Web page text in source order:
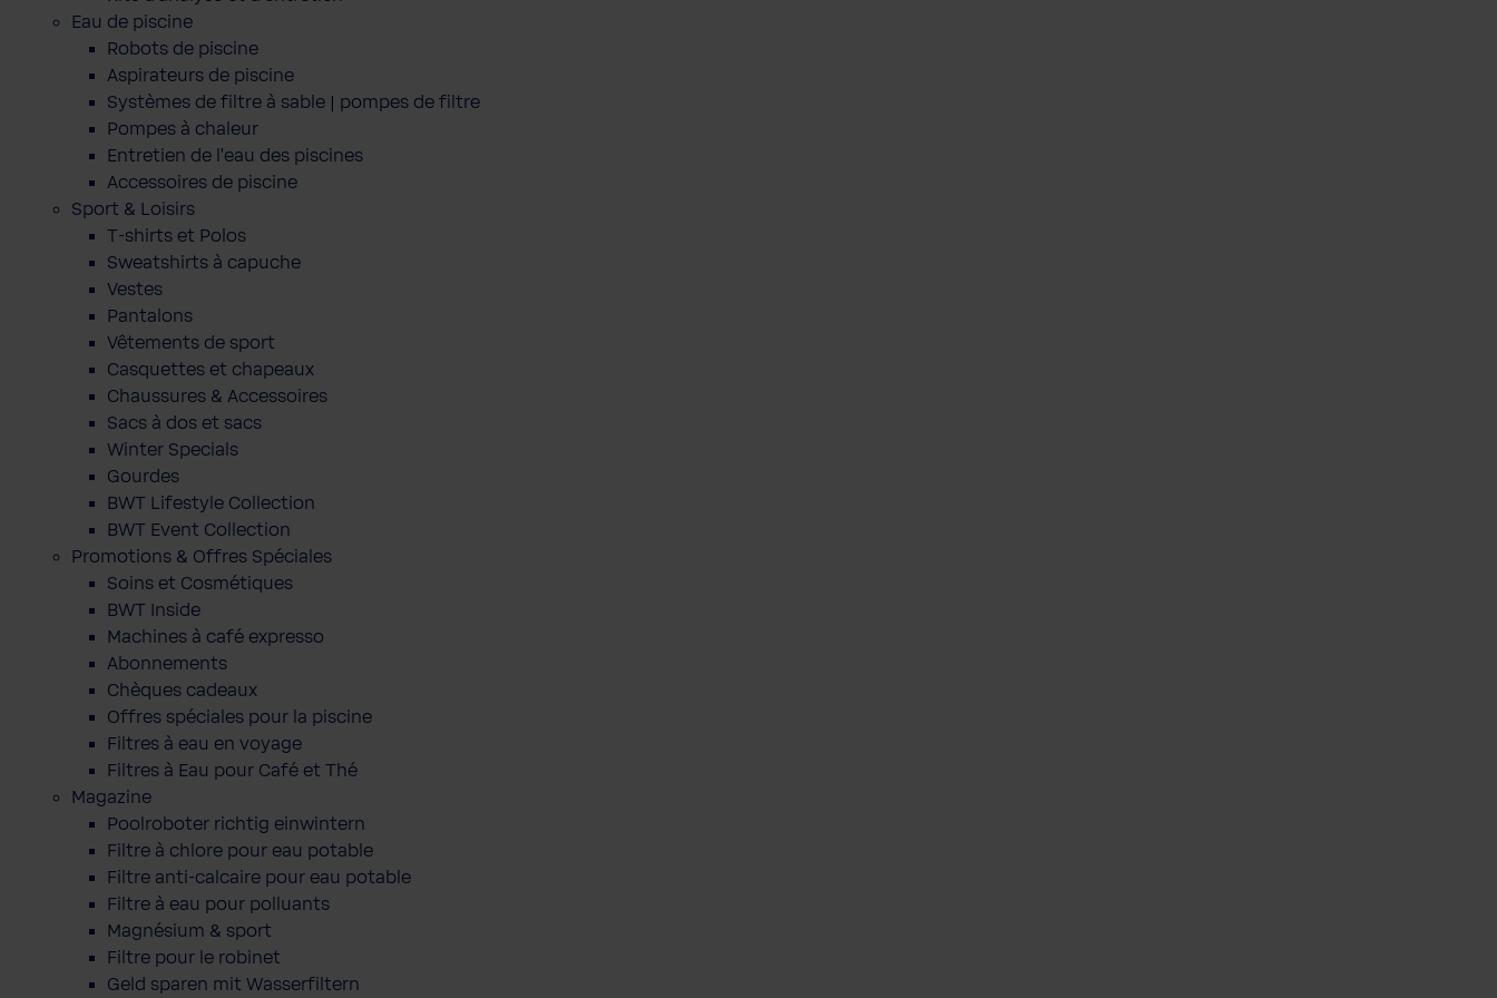
Eau de piscine
Robots de piscine
Aspirateurs de piscine
Systèmes de filtre à sable | pompes de filtre
Pompes à chaleur
Entretien de l'eau des piscines
Accessoires de piscine
Sport & Loisirs
T-shirts et Polos
Sweatshirts à capuche
Vestes
Pantalons
Vêtements de sport
Casquettes et chapeaux
Chaussures & Accessoires
Sacs à dos et sacs
Winter Specials
Gourdes
BWT Lifestyle Collection
BWT Event Collection
Promotions & Offres Spéciales
Soins et Cosmétiques
BWT Inside
Machines à café expresso
Abonnements
Chèques cadeaux
Offres spéciales pour la piscine
Filtres à eau en voyage
Filtres à Eau pour Café et Thé
Magazine
Poolroboter richtig einwintern
Filtre à chlore pour eau potable
Filtre anti-calcaire pour eau potable
Filtre à eau pour polluants
Magnésium & sport
Filtre pour le robinet
Geld sparen mit Wasserfiltern